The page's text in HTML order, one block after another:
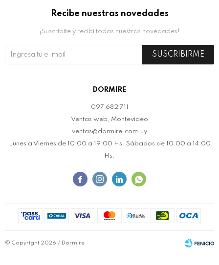
DORMIRE
097 682 711
Ventas web, Montevideo
ventas@dormire.com.uy
Lunes a Viernes de 10:00 a 19:00 Hs. Sábados de 10:00 a 14:00
Hs.
   
Recibe nuestras novedades
¡Suscribite y recibí todas nuestras novedades!
SUSCRIBIRME
© Copyright 2026 / Dormire